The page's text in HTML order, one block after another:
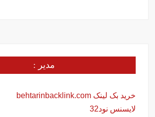
مدیر :
خرید بک لینک behtarinbacklink.com
لایسنس نود32